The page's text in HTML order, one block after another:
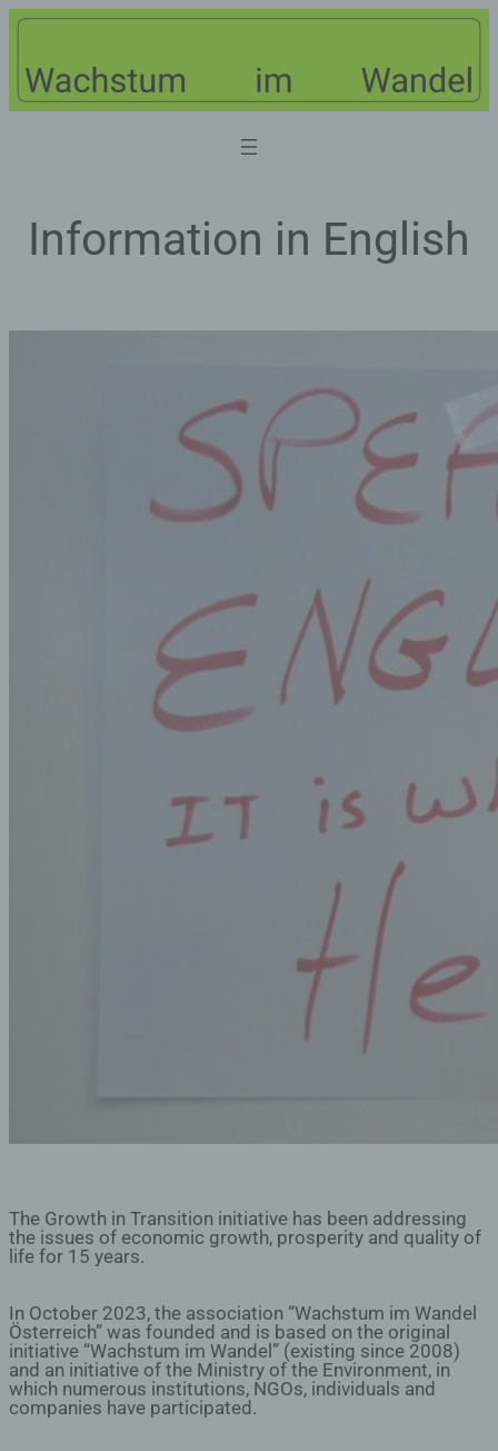
Zum
Information in English
The Growth in Transition initiative has been addressing
the issues of economic growth, prosperity and quality of
life for 15 years.
In October 2023, the association “Wachstum im Wandel
Österreich” was founded and is based on the original
initiative “Wachstum im Wandel” (existing since 2008)
and an initiative of the Ministry of the Environment, in
which numerous institutions, NGOs, individuals and
companies have participated.